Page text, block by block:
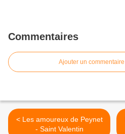
Commentaires
Ajouter un commentaire
< Les amoureux de Peynet
- Saint Valentin